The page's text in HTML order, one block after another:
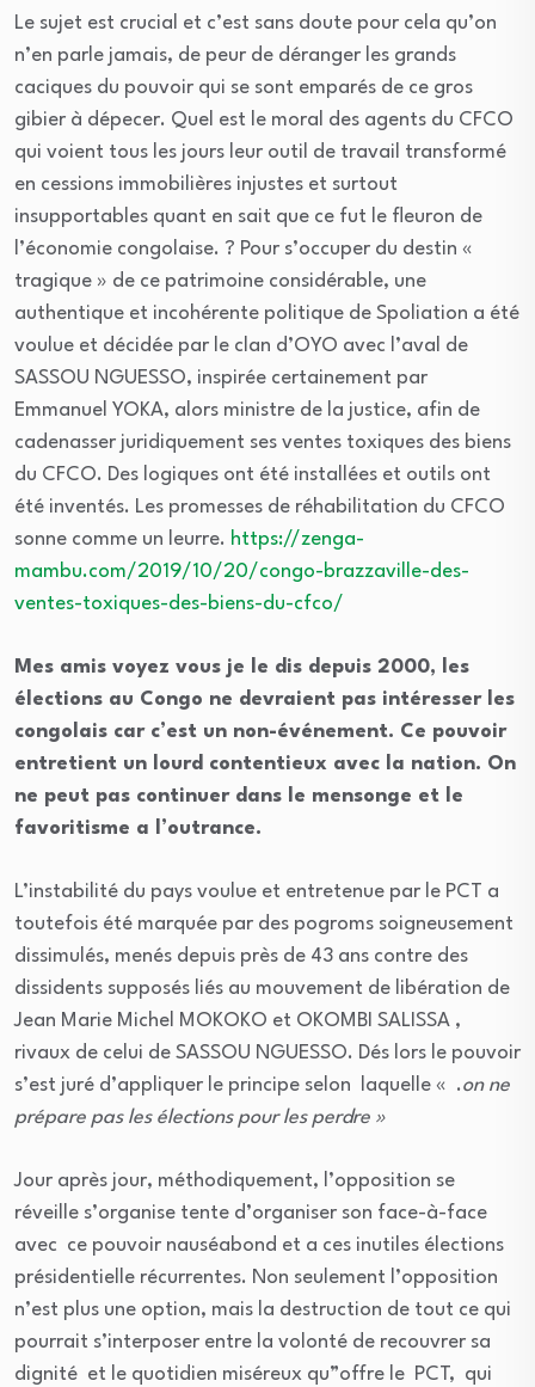
Le sujet est crucial et c’est sans doute pour cela qu’on
n’en parle jamais, de peur de déranger les grands
caciques du pouvoir qui se sont emparés de ce gros
gibier à dépecer. Quel est le moral des agents du CFCO
qui voient tous les jours leur outil de travail transformé
en cessions immobilières injustes et surtout
insupportables quant en sait que ce fut le fleuron de
l’économie congolaise. ? Pour s’occuper du destin «
tragique » de ce patrimoine considérable, une
authentique et incohérente politique de Spoliation a été
voulue et décidée par le clan d’OYO avec l’aval de
SASSOU NGUESSO, inspirée certainement par
Emmanuel YOKA, alors ministre de la justice, afin de
cadenasser juridiquement ses ventes toxiques des biens
du CFCO. Des logiques ont été installées et outils ont
été inventés. Les promesses de réhabilitation du CFCO
sonne comme un leurre. https://zenga-
mambu.com/2019/10/20/congo-brazzaville-des-
ventes-toxiques-des-biens-du-cfco/
Mes amis voyez vous je le dis depuis 2000, les
élections au Congo ne devraient pas intéresser les
congolais car c’est un non-événement. Ce pouvoir
entretient un lourd contentieux avec la nation. On
ne peut pas continuer dans le mensonge et le
favoritisme a l’outrance.
L’instabilité du pays voulue et entretenue par le PCT a
toutefois été marquée par des pogroms soigneusement
dissimulés, menés depuis près de 43 ans contre des
dissidents supposés liés au mouvement de libération de
Jean Marie Michel MOKOKO et OKOMBI SALISSA ,
rivaux de celui de SASSOU NGUESSO. Dés lors le pouvoir
s’est juré d’appliquer le principe selon laquelle « .on ne
prépare pas les élections pour les perdre »
Jour après jour, méthodiquement, l’opposition se
réveille s’organise tente d’organiser son face-à-face
avec ce pouvoir nauséabond et a ces inutiles élections
présidentielle récurrentes. Non seulement l’opposition
n’est plus une option, mais la destruction de tout ce qui
pourrait s’interposer entre la volonté de recouvrer sa
dignité et le quotidien miséreux qu”offre le PCT, qui